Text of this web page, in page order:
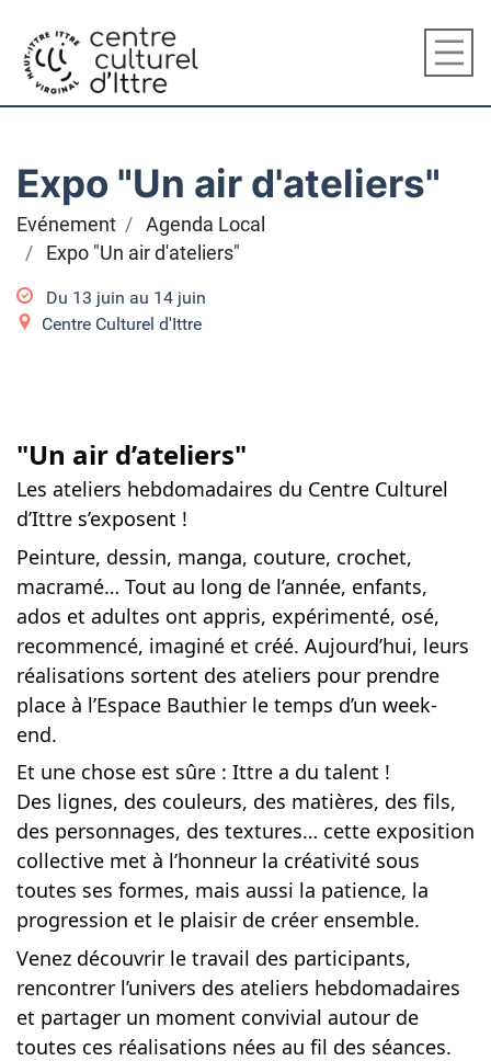
Expo "Un air d'ateliers"
Evénement
Agenda Local
Expo "Un air d'ateliers"
Du 13 juin au 14 juin
Centre Culturel d'Ittre
"Un air d’ateliers"
Les ateliers hebdomadaires du Centre Culturel
d’Ittre s’exposent !
Peinture, dessin, manga, couture, crochet,
macramé… Tout au long de l’année, enfants,
ados et adultes ont appris, expérimenté, osé,
recommencé, imaginé et créé. Aujourd’hui, leurs
réalisations sortent des ateliers pour prendre
place à l’Espace Bauthier le temps d’un week-
end.
Et une chose est sûre : Ittre a du talent !
Des lignes, des couleurs, des matières, des fils,
des personnages, des textures… cette exposition
collective met à l’honneur la créativité sous
toutes ses formes, mais aussi la patience, la
progression et le plaisir de créer ensemble.
Venez découvrir le travail des participants,
rencontrer l’univers des ateliers hebdomadaires
et partager un moment convivial autour de
toutes ces réalisations nées au fil des séances.